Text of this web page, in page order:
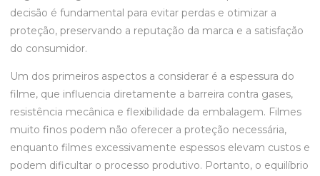
decisão é fundamental para evitar perdas e otimizar a
proteção, preservando a reputação da marca e a satisfação
do consumidor.
Um dos primeiros aspectos a considerar é a espessura do
filme, que influencia diretamente a barreira contra gases,
resistência mecânica e flexibilidade da embalagem. Filmes
muito finos podem não oferecer a proteção necessária,
enquanto filmes excessivamente espessos elevam custos e
podem dificultar o processo produtivo. Portanto, o equilíbrio